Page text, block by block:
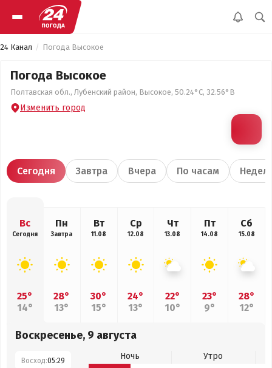
24 Канал Погода Высокое
Погода Высокое
Полтавская обл., Лубенский район, Высокое, 50.24°С, 32.56°В
Изменить город
Сегодня Завтра Вчера По часам
Вс
Сегодня
25°
14°
Пн
Завтра
28°
13°
Вт
11.08
30°
15°
Ср
12.08
24°
13°
Чт
13.08
22°
10°
Пт
14.08
23°
9°
Сб
15.08
28°
12°
Воскресенье, 9 августа
Восход:05:29 Ночь
Утро